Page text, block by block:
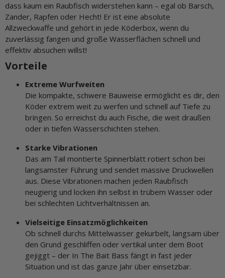
dass kaum ein Raubfisch widerstehen kann – egal ob Barsch,
Zander, Rapfen oder Hecht! Er ist eine absolute
Allzweckwaffe und gehört in jede Köderbox, wenn du
zuverlässig fangen und große Wasserflächen schnell und
effektiv absuchen willst!
Vorteile
Extreme Wurfweiten
Die kompakte, schwere Bauweise ermöglicht es dir, den
Köder extrem weit zu werfen und schnell auf Tiefe zu
bringen. So erreichst du auch Fische, die weit draußen
oder in tiefen Wasserschichten stehen.
Starke Vibrationen
Das am Tail montierte Spinnerblatt rotiert schon bei
langsamster Führung und sendet massive Druckwellen
aus. Diese Vibrationen machen jeden Raubfisch
neugierig und locken ihn selbst in trübem Wasser oder
bei schlechten Lichtverhältnissen an.
Vielseitige Einsatzmöglichkeiten
Ob schnell durchs Mittelwasser gekurbelt, langsam über
den Grund geschliffen oder vertikal unter dem Boot
gejiggt – der In The Bait Bass fängt in fast jeder
Situation und ist das ganze Jahr über einsetzbar.